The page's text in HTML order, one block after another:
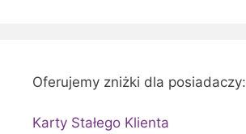
Oferujemy zniżki dla posiadaczy:
Karty Stałego Klienta